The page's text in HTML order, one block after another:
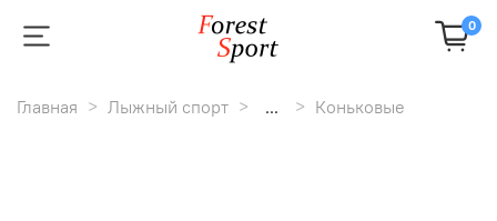
0
Главная Лыжный спорт ... Коньковые